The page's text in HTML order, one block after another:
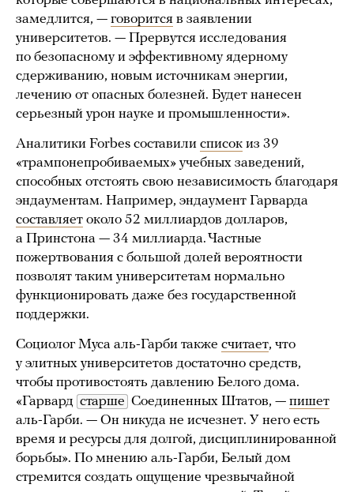
замедлится, — говорится в заявлении
университетов. — Прервутся исследования
по безопасному и эффективному ядерному
сдерживанию, новым источникам энергии,
лечению от опасных болезней. Будет нанесен
серьезный урон науке и промышленности».
Аналитики Forbes составили список из 39
«трампонепробиваемых» учебных заведений,
способных отстоять свою независимость благодаря
эндаументам. Например, эндаумент Гарварда
составляет около 52 миллиардов долларов,
а Принстона — 34 миллиарда. Частные
пожертвования с большой долей вероятности
позволят таким университетам нормально
функционировать даже без государственной
поддержки.
Социолог Муса аль-Гарби также считает, что
у элитных университетов достаточно средств,
чтобы противостоять давлению Белого дома.
«Гарвард старше Соединенных Штатов, — пишет
аль-Гарби. — Он никуда не исчезнет. У него есть
время и ресурсы для долгой, дисциплинированной
борьбы». По мнению аль-Гарби, Белый дом
стремится создать ощущение чрезвычайной